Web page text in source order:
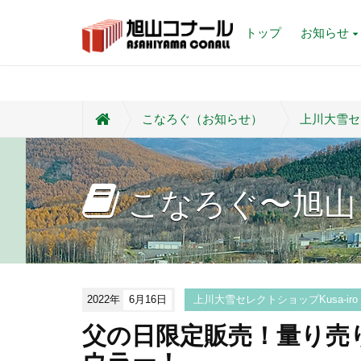
トップ お知らせ
こなろぐ（お知らせ） 上川大雪
こなろぐ〜旭
2022年 6月16日 上川大雪セレクトショップKusa-
父の日限定販売！量り